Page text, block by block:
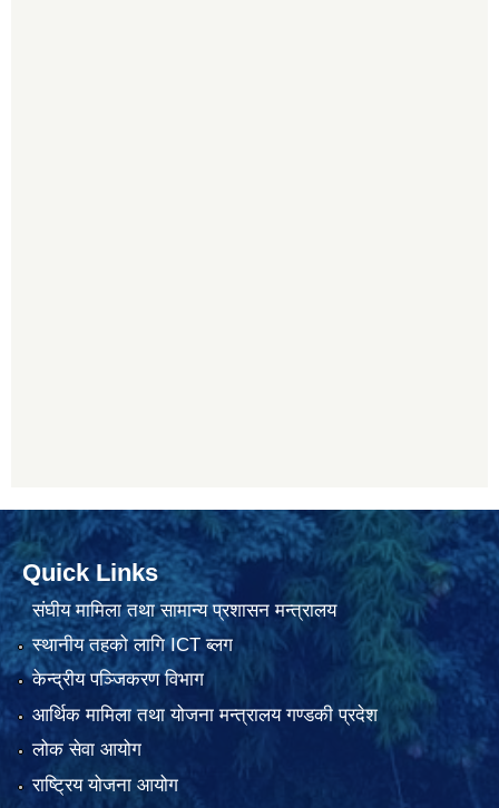
Quick Links
संघीय मामिला तथा सामान्य प्रशासन मन्त्रालय
स्थानीय तहको लागि ICT ब्लग
केन्द्रीय पञ्जिकरण विभाग
आर्थिक मामिला तथा योजना मन्त्रालय गण्डकी प्रदेश
लोक सेवा आयोग
राष्ट्रिय योजना आयोग